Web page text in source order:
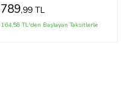
789,99 TL
164,58 TL'den Başlayan Taksitlerle